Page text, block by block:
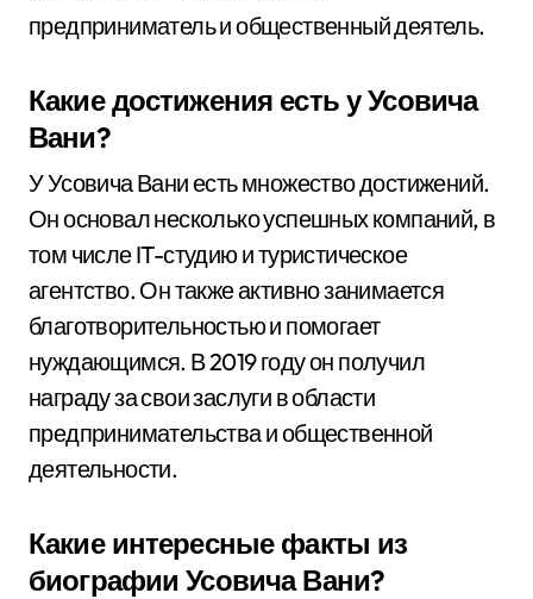
предприниматель и общественный деятель.
Какие достижения есть у Усовича
Вани?
У Усовича Вани есть множество достижений.
Он основал несколько успешных компаний, в
том числе IT-студию и туристическое
агентство. Он также активно занимается
благотворительностью и помогает
нуждающимся. В 2019 году он получил
награду за свои заслуги в области
предпринимательства и общественной
деятельности.
Какие интересные факты из
биографии Усовича Вани?